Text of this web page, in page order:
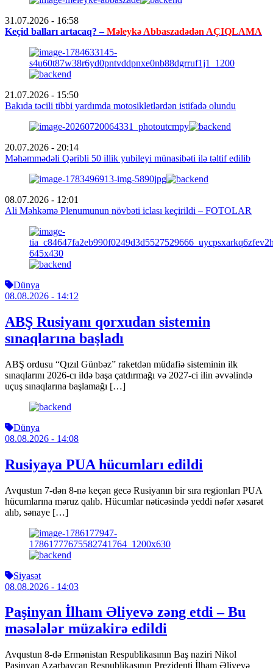
31.07.2026 - 16:58
Keçid balları artacaq? –Məleykə Abbaszadədən AÇIQLAMA
21.07.2026 - 15:50
Bakıda təcili tibbi yardımda motosikletlərdən istifadə olundu
20.07.2026 - 20:14
Məhəmmədəli Qəribli 50 illik yubileyi münasibəti ilə təltif edilib
08.07.2026 - 12:01
Ali Məhkəmə Plenumunun növbəti iclası keçirildi – FOTOLAR
Dünya
08.08.2026 - 14:12
ABŞ Rusiyanı qorxudan sistemin
sınaqlarına başladı
ABŞ ordusu “Qızıl Günbəz” raketdən müdafiə sisteminin ilk
sınaqlarını 2026-cı ildə başa çatdırmağı və 2027-ci ilin əvvəlində
uçuş sınaqlarına başlamağı […]
Dünya
08.08.2026 - 14:08
Rusiyaya PUA hücumları edildi
Avqustun 7-dən 8-nə keçən gecə Rusiyanın bir sıra regionları PUA
hücumlarına məruz qalıb. Hücumlar nəticəsində yeddi nəfər xəsarət
alıb, sənaye […]
Siyasət
08.08.2026 - 14:03
Paşinyan İlham Əliyevə zəng etdi – Bu
məsələlər müzakirə edildi
Avqustun 8-də Ermənistan Respublikasının Baş naziri Nikol
Paşinyan Azərbaycan Respublikasının Prezidenti İlham Əliyevə